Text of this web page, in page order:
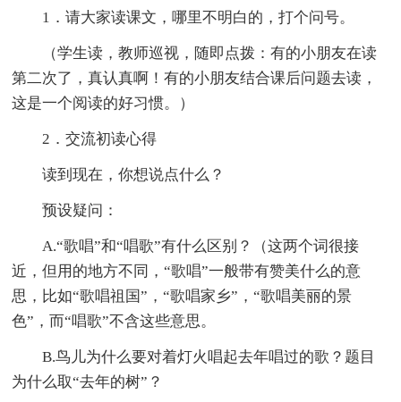
1．请大家读课文，哪里不明白的，打个问号。
（学生读，教师巡视，随即点拨：有的小朋友在读
第二次了，真认真啊！有的小朋友结合课后问题去读，
这是一个阅读的好习惯。）
2．交流初读心得
读到现在，你想说点什么？
预设疑问：
A.“歌唱”和“唱歌”有什么区别？（这两个词很接
近，但用的地方不同，“歌唱”一般带有赞美什么的意
思，比如“歌唱祖国”，“歌唱家乡”，“歌唱美丽的景
色”，而“唱歌”不含这些意思。
B.鸟儿为什么要对着灯火唱起去年唱过的歌？题目
为什么取“去年的树”？